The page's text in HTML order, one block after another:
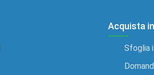
Acquista
Sfoglia